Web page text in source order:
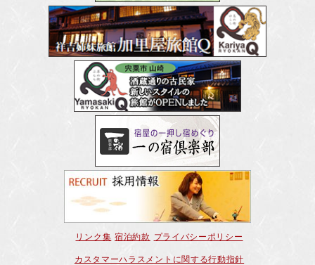
リンク集 宿泊約款 プライバシーポリシー
カスタマーハラスメントに関する行動指針